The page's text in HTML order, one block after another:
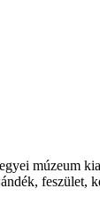
múzeum
feszület,